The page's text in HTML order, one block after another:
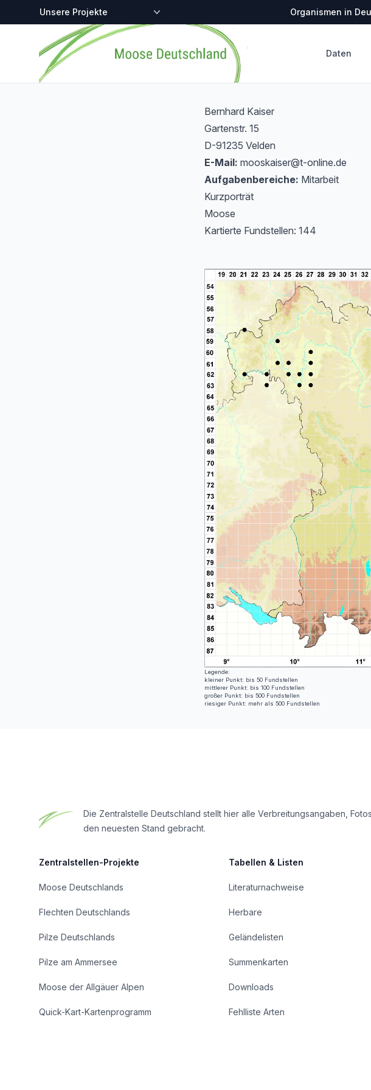
Zentralstellen-Projekte Organismen in
Startseite
Daten
Bernhard Kaiser
Gartenstr. 15
D-91235 Velden
E-Mail: mooskaiser@t-online.de
Aufgabenbereiche: Mitarbeit
Kurzporträt
Moose
Kartierte Fundstellen: 144
Legende:
kleiner Punkt: bis 50 Fundstellen
mittlerer Punkt: bis 100 Fundstellen
großer Punkt: bis 500 Fundstellen
riesiger Punkt: mehr als 500 Fundstellen
Die Zentralstelle Deutschland stellt hier alle Verbreitungsangaben,
den neuesten Stand gebracht.
Zentralstellen-Projekte
Moose Deutschlands
Flechten Deutschlands
Pilze Deutschlands
Pilze am Ammersee
Moose der Allgäuer Alpen
Quick-Kart-Kartenprogramm
Tabellen & Listen
Literaturnachweise
Herbare
Geländelisten
Summenkarten
Downloads
Fehlliste Arten